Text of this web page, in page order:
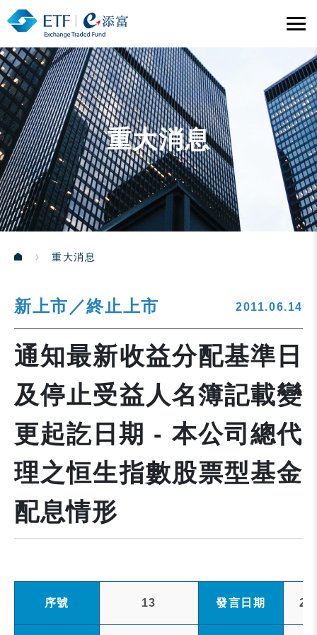
重大消息
重大消息
新上市／終止上市 2011.06.14
通知最新收益分配基準日
及停止受益人名簿記載變
更起訖日期 - 本公司總代
理之恒生指數股票型基金
配息情形
序號 13 發言日期